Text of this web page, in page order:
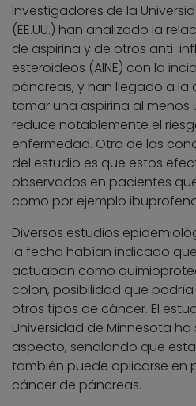
Investigadores de la
(EE.UU.) han analizado la
de aspirina y de otros anti-
esteroideos (AINE) con la
páncreas, y han llegado a la
tomar una aspirina al menos
reduce notablemente el
enfermedad. Otra de las
del estudio es que estos
observados en pacientes
como por ejemplo
Diversos estudios
la fecha habían indicado que
actuaban como
colon, posibilidad que
otros tipos de cáncer. El
Universidad de Minnesota
aspecto, señalando que
también puede aplicarse en
cáncer de páncreas.